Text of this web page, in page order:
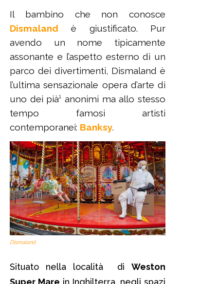
Il bambino che non conosce
Dismaland è giustificato. Pur
avendo un nome tipicamente
assonante e l’aspetto esterno di un
parco dei divertimenti, Dismaland è
l’ultima sensazionale opera d’arte di
uno dei pià¹ anonimi ma allo stesso
tempo famosi artisti
contemporanei: Banksy.
Dismaland
Situato nella località di Weston